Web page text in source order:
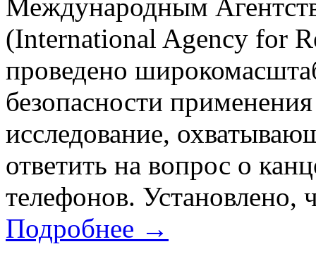
Международным
(International Agency for
проведено
безопасности
исследование,
ответить на вопрос о
телефонов. Установлено,
Подробнее →